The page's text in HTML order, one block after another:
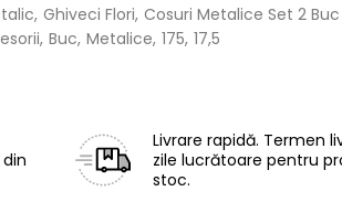
Ghiveci Flori Cosuri Metalice Set 2 Buc
Buc Metalice 175 17,5
Livrare rapidă. Termen
zile lucrătoare pentru
stoc.